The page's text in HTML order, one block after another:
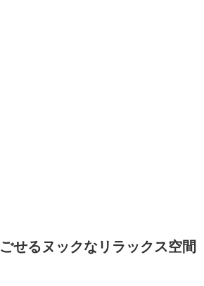
せるヌックなリラックス空間